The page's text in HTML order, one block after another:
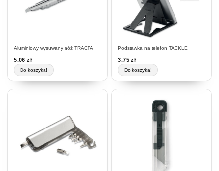
Aluminiowy wysuwany nóż TRACTA
5.06 zł
Do koszyka!
Podstawka na telefon TACKLE
3.75 zł
Do koszyka!